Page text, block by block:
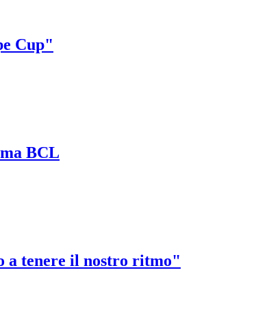
Cup"
BCL
a tenere il nostro ritmo"